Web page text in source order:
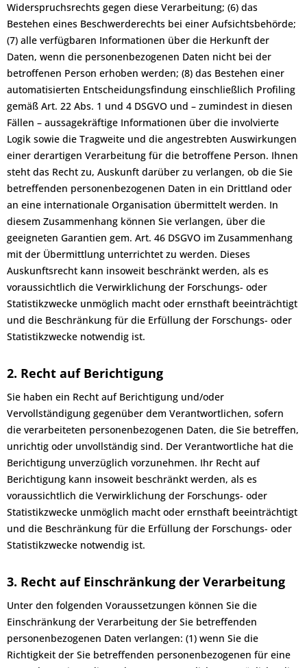
Widerspruchsrechts gegen diese Verarbeitung; (6) das
Bestehen eines Beschwerderechts bei einer Aufsichtsbehörde;
(7) alle verfügbaren Informationen über die Herkunft der
Daten, wenn die personenbezogenen Daten nicht bei der
betroffenen Person erhoben werden; (8) das Bestehen einer
automatisierten Entscheidungsfindung einschließlich Profiling
gemäß Art. 22 Abs. 1 und 4 DSGVO und – zumindest in diesen
Fällen – aussagekräftige Informationen über die involvierte
Logik sowie die Tragweite und die angestrebten Auswirkungen
einer derartigen Verarbeitung für die betroffene Person. Ihnen
steht das Recht zu, Auskunft darüber zu verlangen, ob die Sie
betreffenden personenbezogenen Daten in ein Drittland oder
an eine internationale Organisation übermittelt werden. In
diesem Zusammenhang können Sie verlangen, über die
geeigneten Garantien gem. Art. 46 DSGVO im Zusammenhang
mit der Übermittlung unterrichtet zu werden. Dieses
Auskunftsrecht kann insoweit beschränkt werden, als es
voraussichtlich die Verwirklichung der Forschungs- oder
Statistikzwecke unmöglich macht oder ernsthaft beeinträchtigt
und die Beschränkung für die Erfüllung der Forschungs- oder
Statistikzwecke notwendig ist.
2. Recht auf Berichtigung
Sie haben ein Recht auf Berichtigung und/oder
Vervollständigung gegenüber dem Verantwortlichen, sofern
die verarbeiteten personenbezogenen Daten, die Sie betreffen,
unrichtig oder unvollständig sind. Der Verantwortliche hat die
Berichtigung unverzüglich vorzunehmen. Ihr Recht auf
Berichtigung kann insoweit beschränkt werden, als es
voraussichtlich die Verwirklichung der Forschungs- oder
Statistikzwecke unmöglich macht oder ernsthaft beeinträchtigt
und die Beschränkung für die Erfüllung der Forschungs- oder
Statistikzwecke notwendig ist.
3. Recht auf Einschränkung der Verarbeitung
Unter den folgenden Voraussetzungen können Sie die
Einschränkung der Verarbeitung der Sie betreffenden
personenbezogenen Daten verlangen: (1) wenn Sie die
Richtigkeit der Sie betreffenden personenbezogenen für eine